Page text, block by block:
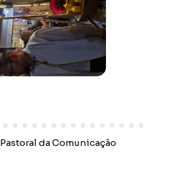
Pastoral da Comunicação